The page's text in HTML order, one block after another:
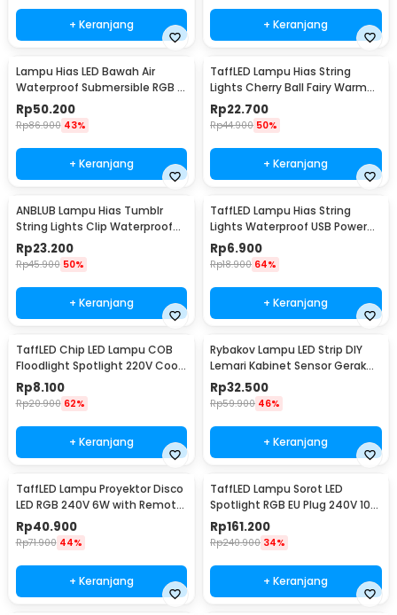
+ Keranjang + Keranjang
Lampu Hias LED Bawah Air
Waterproof Submersible RGB 2
PCS with Remote - 13017
Rp50.200
Rp86.900 43%
+ Keranjang
TaffLED Lampu Hias String
Lights Cherry Ball Fairy Warm
White 5M - LY20W
Rp22.700
Rp44.900 50%
+ Keranjang
ANBLUB Lampu Hias Tumblr
String Lights Clip Waterproof
20 LED 2M - 0606
Rp23.200
Rp45.900 50%
+ Keranjang
TaffLED Lampu Hias String
Lights Waterproof USB Power
50 LED 5M - SZ
Rp6.900
Rp18.900 64%
+ Keranjang
TaffLED Chip LED Lampu COB
Floodlight Spotlight 220V Cool
White 6000K 50W - COB4060-
AC220-50
Rp8.100
Rp20.900 62%
+ Keranjang
Rybakov Lampu LED Strip DIY
Lemari Kabinet Sensor Gerak
4.5W 1M - 2835
Rp32.500
Rp59.900 46%
+ Keranjang
TaffLED Lampu Proyektor Disco
LED RGB 240V 6W with Remote
Control - CY-LV-RG
Rp40.900
Rp71.900 44%
+ Keranjang
TaffLED Lampu Sorot LED
Spotlight RGB EU Plug 240V 10W
- L18RG
Rp161.200
Rp240.900 34%
+ Keranjang